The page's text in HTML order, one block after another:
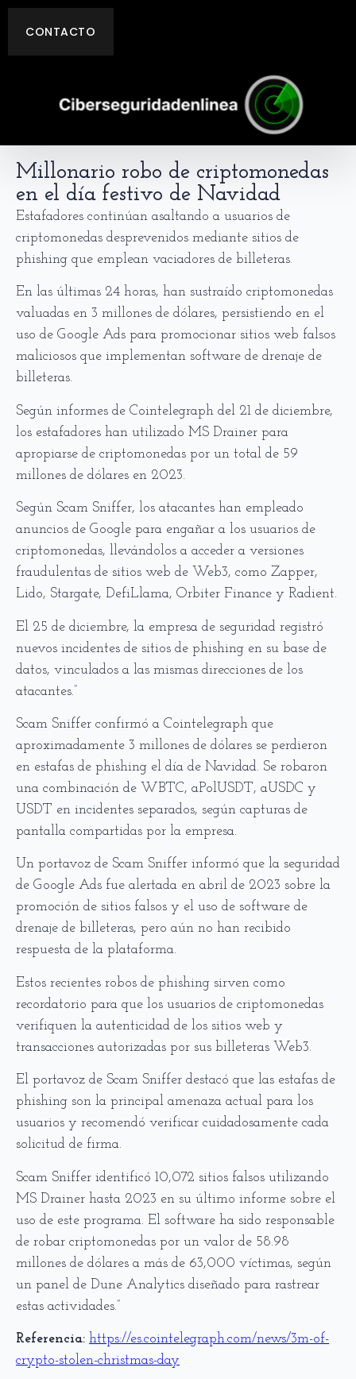
CONTACTO
Millonario robo de criptomonedas
en el día festivo de Navidad
Estafadores continúan asaltando a usuarios de
criptomonedas desprevenidos mediante sitios de
phishing que emplean vaciadores de billeteras.
En las últimas 24 horas, han sustraído criptomonedas
valuadas en 3 millones de dólares, persistiendo en el
uso de Google Ads para promocionar sitios web falsos
maliciosos que implementan software de drenaje de
billeteras.
Según informes de Cointelegraph del 21 de diciembre,
los estafadores han utilizado MS Drainer para
apropiarse de criptomonedas por un total de 59
millones de dólares en 2023.
Según Scam Sniffer, los atacantes han empleado
anuncios de Google para engañar a los usuarios de
criptomonedas, llevándolos a acceder a versiones
fraudulentas de sitios web de Web3, como Zapper,
Lido, Stargate, DefiLlama, Orbiter Finance y Radient.
El 25 de diciembre, la empresa de seguridad registró
nuevos incidentes de sitios de phishing en su base de
datos, vinculados a las mismas direcciones de los
atacantes.”
Scam Sniffer confirmó a Cointelegraph que
aproximadamente 3 millones de dólares se perdieron
en estafas de phishing el día de Navidad. Se robaron
una combinación de WBTC, aPolUSDT, aUSDC y
USDT en incidentes separados, según capturas de
pantalla compartidas por la empresa.
Un portavoz de Scam Sniffer informó que la seguridad
de Google Ads fue alertada en abril de 2023 sobre la
promoción de sitios falsos y el uso de software de
drenaje de billeteras, pero aún no han recibido
respuesta de la plataforma.
Estos recientes robos de phishing sirven como
recordatorio para que los usuarios de criptomonedas
verifiquen la autenticidad de los sitios web y
transacciones autorizadas por sus billeteras Web3.
El portavoz de Scam Sniffer destacó que las estafas de
phishing son la principal amenaza actual para los
usuarios y recomendó verificar cuidadosamente cada
solicitud de firma.
Scam Sniffer identificó 10,072 sitios falsos utilizando
MS Drainer hasta 2023 en su último informe sobre el
uso de este programa. El software ha sido responsable
de robar criptomonedas por un valor de 58.98
millones de dólares a más de 63,000 víctimas, según
un panel de Dune Analytics diseñado para rastrear
estas actividades.”
Referencia: https://es.cointelegraph.com/news/3m-of-
crypto-stolen-christmas-day